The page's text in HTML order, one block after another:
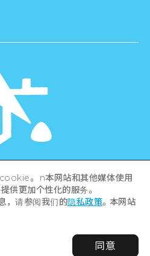
/ Hiroshima City .
reserved
。 n本网站和其他媒体使用
供更加个性化的服务。
，请参阅我们的隐私政策。本网站
同意